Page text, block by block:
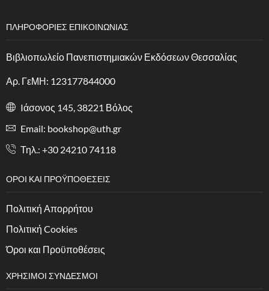
ΠΛΗΡΟΦΟΡΙΕΣ ΕΠΙΚΟΙΝΩΝΙΑΣ
Βιβλιοπωλείο Πανεπιστημιακών Εκδόσεων Θεσσαλίας
Αρ. ΓεΜΗ: 123177844000
Iάσονος 145, 38221 Βόλος
Email: bookshop@uth.gr
Τηλ.: +30 24210 74118
ΟΡΟΙ ΚΑΙ ΠΡΟΫΠΟΘΕΣΕΙΣ
Πολιτική Απορρήτου
Πολιτική Cookies
Όροι και Προϋποθέσεις
ΧΡΗΣΙΜΟΙ ΣΥΝΔΕΣΜΟΙ